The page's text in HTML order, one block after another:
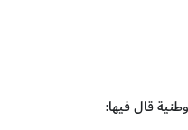
قال فيها: